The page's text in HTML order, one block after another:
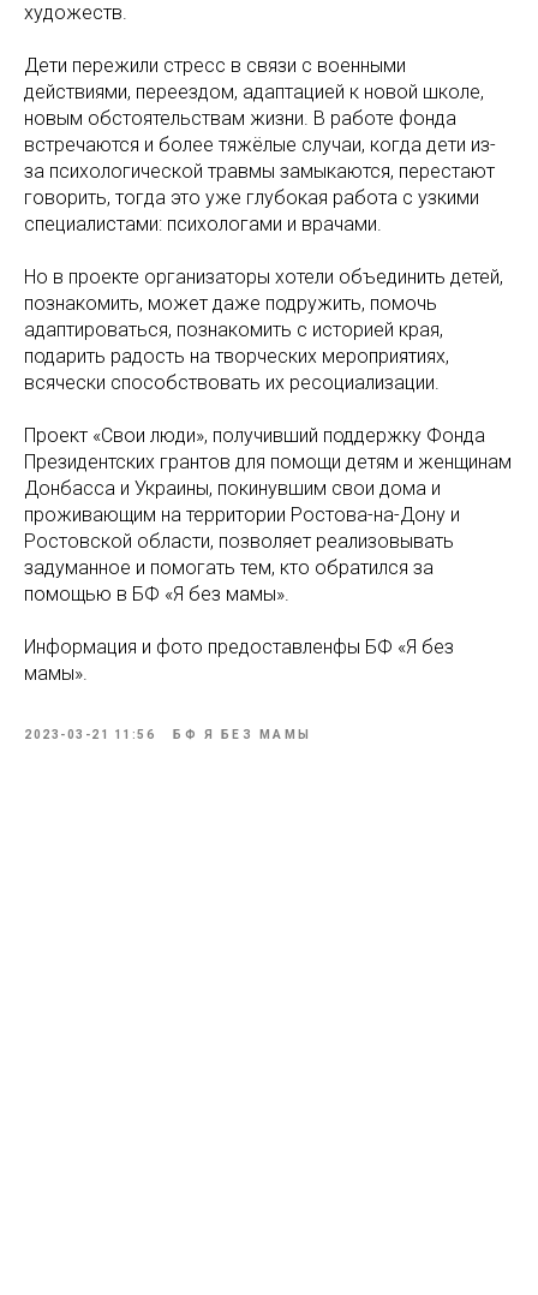
художеств.
Дети пережили стресс в связи с военными
действиями, переездом, адаптацией к новой школе,
новым обстоятельствам жизни. В работе фонда
встречаются и более тяжёлые случаи, когда дети из-
за психологической травмы замыкаются, перестают
говорить, тогда это уже глубокая работа с узкими
специалистами: психологами и врачами.
Но в проекте организаторы хотели объединить детей,
познакомить, может даже подружить, помочь
адаптироваться, познакомить с историей края,
подарить радость на творческих мероприятиях,
всячески способствовать их ресоциализации.
Проект «Свои люди», получивший поддержку Фонда
Президентских грантов для помощи детям и женщинам
Донбасса и Украины, покинувшим свои дома и
проживающим на территории Ростова-на-Дону и
Ростовской области, позволяет реализовывать
задуманное и помогать тем, кто обратился за
помощью в БФ «Я без мамы».
Информация и фото предоставленфы БФ «Я без
мамы».
2023-03-21 11:56 БФ Я БЕЗ МАМЫ